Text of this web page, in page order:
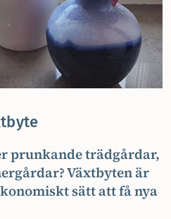
prunkande trädgårdar,
Växtbyten är
sätt att få nya